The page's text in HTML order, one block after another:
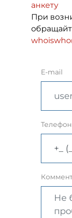
анкету
При
E-mail
Телефон